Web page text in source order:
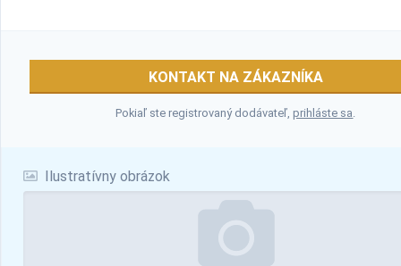
Ilustratívny obrázok
KONTAKT NA ZÁKAZNÍKA
Pokiaľ ste registrovaný dodávateľ,prihláste sa.